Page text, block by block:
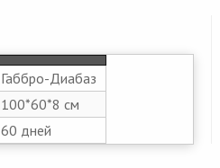
Габбро-Диабаз
100*60*8 см
60 дней